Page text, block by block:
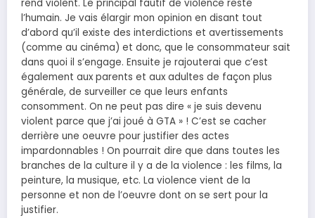
rend violent. Le principal fautif de violence reste
l’humain. Je vais élargir mon opinion en disant tout
d’abord qu’il existe des interdictions et avertissements
(comme au cinéma) et donc, que le consommateur sait
dans quoi il s’engage. Ensuite je rajouterai que c’est
également aux parents et aux adultes de façon plus
générale, de surveiller ce que leurs enfants
consomment. On ne peut pas dire « je suis devenu
violent parce que j’ai joué à GTA » ! C’est se cacher
derrière une oeuvre pour justifier des actes
impardonnables ! On pourrait dire que dans toutes les
branches de la culture il y a de la violence : les films, la
peinture, la musique, etc. La violence vient de la
personne et non de l’oeuvre dont on se sert pour la
justifier.